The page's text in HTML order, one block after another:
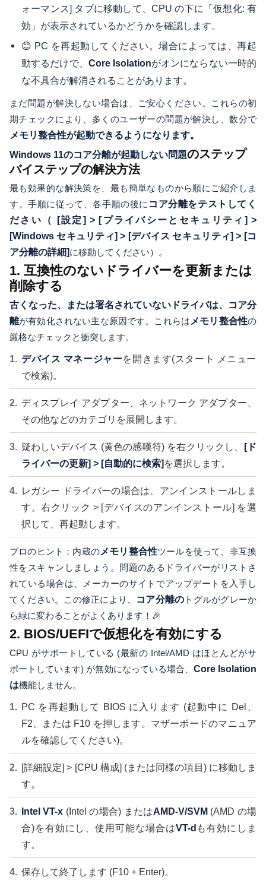
ォーマンス] タブに移動して、CPU の下に「仮想化: 有
効」が表示されているかどうかを確認します。
😊 PC を再起動してください。場合によっては、再起
動するだけで、 Core Isolationがオンにならない一時的
な不具合が解消されることがあります。
まだ問題が解決しない場合は、ご安心ください。これらの初
期チェックにより、多くのユーザーの問題が解決し、数分で
メモリ整合性が起動できるようになります。
Windows 11のコア分離が起動しない問題のステップ
バイステップの解決方法
最も効果的な解決策を、最も簡単なものから順にご紹介しま
す。手順に従って、各手順の後に コア分離をテストしてく
ださい（
[設定] > [プライバシーとセキュリティ] >
[Windows セキュリティ] > [デバイス セキュリティ] > [コ
ア分離の詳細]に移動してください）。
1. 互換性のないドライバーを更新または
削除する
古くなった、または署名されていないドライバは、コア分
離が有効化されない主な原因です。これらは メモリ整合性の
厳格なチェックと衝突します。
デバイス マネージャーを開きます(スタート メニュー
で検索)。
ディスプレイ アダプター、ネットワーク アダプター、
その他などのカテゴリを展開します。
疑わしいデバイス (黄色の感嘆符) を右クリックし、
[ド
ライバーの更新] > [自動的に検索] を選択します。
レガシー ドライバーの場合は、アンインストールしま
す。右クリック > [デバイスのアンインストール] を選
択して、再起動します。
プロのヒント：内蔵のメモリ整合性ツールを使って、非互換
性をスキャンしましょう。問題のあるドライバーがリストさ
れている場合は、メーカーのサイトでアップデートを入手し
てください。この修正により、
コア分離の トグルがグレーか
ら緑に変わることがよくあります！🎉
2. BIOS/UEFIで仮想化を有効にする
CPU がサポートしている (最新の Intel/AMD はほとんどがサ
ポートしています) が無効になっている場合、 Core Isolation
は機能しません。
PC を再起動して BIOS に入ります (起動中に Del、
F2、または F10 を押します。マザーボードのマニュア
ルを確認してください)。
[詳細設定] > [CPU 構成] (または同様の項目) に移動しま
す。
Intel VT-x (Intel の場合) またはAMD-V/SVM (AMD の場
合)を有効にし、使用可能な場合はVT-d も有効にしま
す。
保存して終了します (F10 + Enter)。